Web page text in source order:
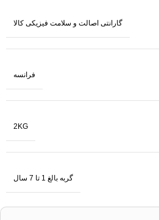
گارانتی اصالت و سلامت فیزیکی کالا
فرانسه
2KG
گربه بالغ 1 تا 7 سال